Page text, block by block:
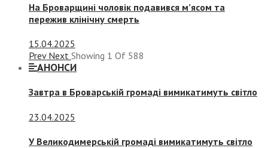
На Броварщині чоловік подавився м’ясом та
пережив клінічну смерть
15.04.2025
Prev Next Showing 1 Of 588
АНОНСИ
Завтра в Броварській громаді вимикатимуть світло
23.04.2025
У Великодимерській громаді вимикатимуть світло